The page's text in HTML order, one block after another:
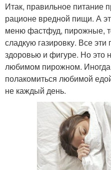
Итак, правильное питание
рационе вредной пищи. А
меню фастфуд, пирожные,
сладкую газировку. Все эти
здоровью и фигуре. Но это
любимом пирожном.
полакомиться любимой
не каждый день.